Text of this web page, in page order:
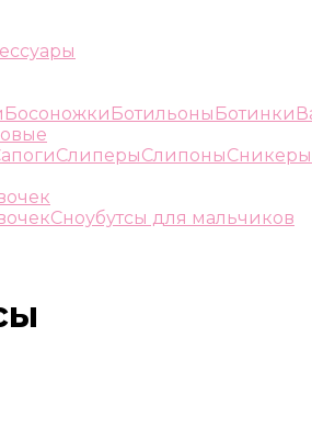
Босоножки Ботильоны Ботинки
СлиперыСлипоныСникеры
Сноубутсы для мальчиков